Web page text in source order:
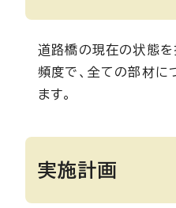
道路橋の現在の状態を
頻度で、全ての部材に
ます。
実施計画